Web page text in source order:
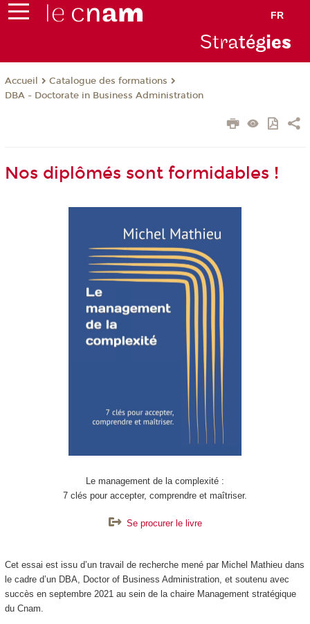
FR
Stratégies
Accueil
Catalogue des formations
DBA - Doctorate in Business Administration
Nos diplômés sont formidables !
Le management de la complexité :
7 clés pour accepter, comprendre et maîtriser.
Se procurer le livre
Cet essai est issu d’un travail de recherche mené par Michel Mathieu dans
le cadre d’un DBA, Doctor of Business Administration, et soutenu avec
succès en septembre 2021 au sein de la chaire Management stratégique
du Cnam.